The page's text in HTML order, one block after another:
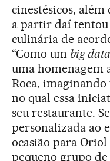
cinestésicos, além
a partir daí
culinária de
“Como um big data
uma homenagem
Roca,
no qual essa
seu restaurante.
personalizada ao
ocasião para
pequeno grupo